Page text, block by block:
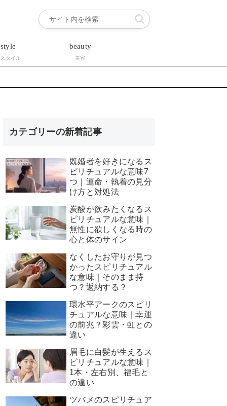
タイル
beauty
美容
カテゴリーの新着記事
既婚者を好きになるス
ピリチュアルな意味7
つ｜運命・執着の見分
け方と対処法
炭酸が飲みたくなるス
ピリチュアルな意味｜
無性に欲しくなる時の
心と体のサイン
なくしたお守りが見つ
かったスピリチュアル
な意味｜そのまま持
つ？返納する？
環水平アークのスピリ
チュアルな意味｜幸運
の前兆？彩雲・虹との
違い
眉毛に白髪が生えるス
ピリチュアルな意味｜
1本・左右別、福毛と
の違い
ツバメのスピリチュア